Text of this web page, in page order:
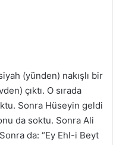
(yünden) nakışlı bir
çıktı. O sırada
Sonra Hüseyin geldi
da soktu. Sonra Ali
da: “Ey Ehl-i Beyt